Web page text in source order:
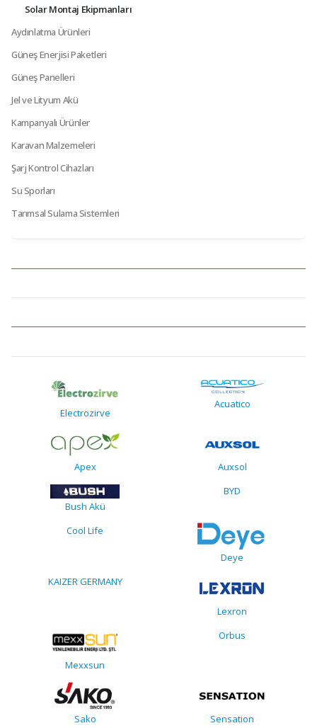
Solar Montaj Ekipmanları
Aydınlatma Ürünleri
Güneş Enerjisi Paketleri
Güneş Panelleri
Jel ve Lityum Akü
Kampanyalı Ürünler
Karavan Malzemeleri
Şarj Kontrol Cihazları
Su Sporları
Tarımsal Sulama Sistemleri
Electrozirve
Acuatico
Apex Auxsol
Bush Akü
BYD
Cool Life
Deye
KAIZER GERMANY
Lexron
Mexxsun
Orbus
Sako
Sensation